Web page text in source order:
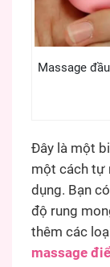
Massage
Đây là một
một cách tự
dụng. Bạn
độ rung
thêm các
massage